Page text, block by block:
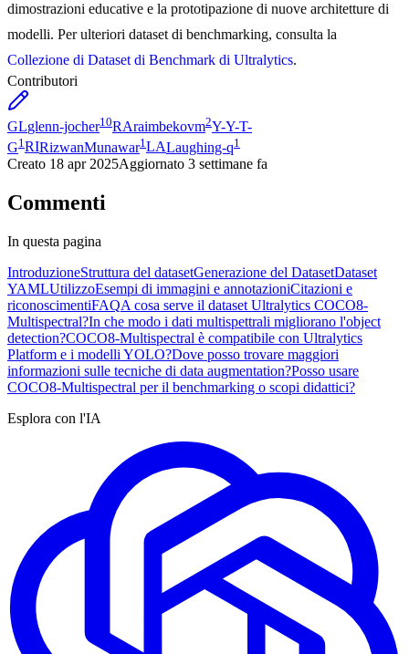
dimostrazioni educative e la prototipazione di nuove architetture di
modelli. Per ulteriori dataset di benchmarking, consulta la
Collezione di Dataset di Benchmark di Ultralytics.
Contributori
GLglenn-jocher10RAraimbekovm2Y-Y-T-
G1 RIRizwanMunawar1 LALaughing-q1
Creato 18 apr 2025Aggiornato 3 settimane fa
Commenti
In questa pagina
IntroduzioneStruttura del datasetGenerazione del DatasetDataset
YAMLUtilizzoEsempi di immagini e annotazioniCitazioni e
riconoscimentiFAQA cosa serve il dataset Ultralytics COCO8-
Multispectral?In che modo i dati multispettrali migliorano l'object
detection?COCO8-Multispectral è compatibile con Ultralytics
Platform e i modelli YOLO?Dove posso trovare maggiori
informazioni sulle tecniche di data augmentation?Posso usare
COCO8-Multispectral per il benchmarking o scopi didattici?
Esplora con l'IA